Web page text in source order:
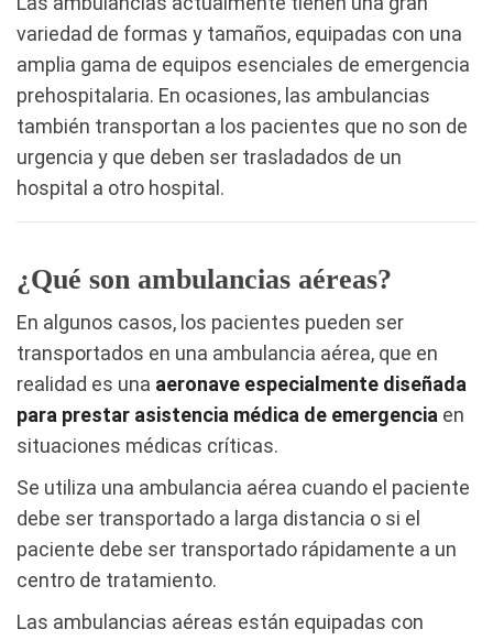
variedad de formas y tamaños, equipadas con una
amplia gama de equipos esenciales de emergencia
prehospitalaria. En ocasiones, las ambulancias
también transportan a los pacientes que no son de
urgencia y que deben ser trasladados de un
hospital a otro hospital.
¿Qué son ambulancias aéreas?
En algunos casos, los pacientes pueden ser
transportados en una ambulancia aérea, que en
realidad es una aeronave especialmente diseñada
para prestar asistencia médica de emergencia en
situaciones médicas críticas.
Se utiliza una ambulancia aérea cuando el paciente
debe ser transportado a larga distancia o si el
paciente debe ser transportado rápidamente a un
centro de tratamiento.
Las ambulancias aéreas están equipadas con